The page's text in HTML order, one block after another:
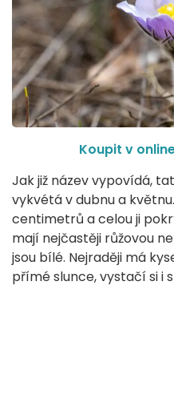
Koupit v
Jak již název vypovídá,
vykvétá v dubnu a
centimetrů a celou ji
mají nejčastěji růžovou
jsou bílé. Nejraději má
přímé slunce, vystačí si i